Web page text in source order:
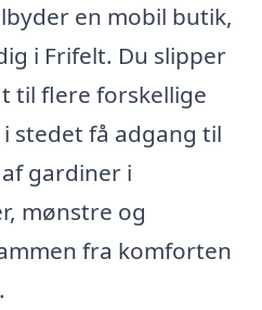
en mobil butik,
i Frifelt. Du slipper
til flere forskellige
stedet få adgang til
gardiner i
mønstre og
fra komforten